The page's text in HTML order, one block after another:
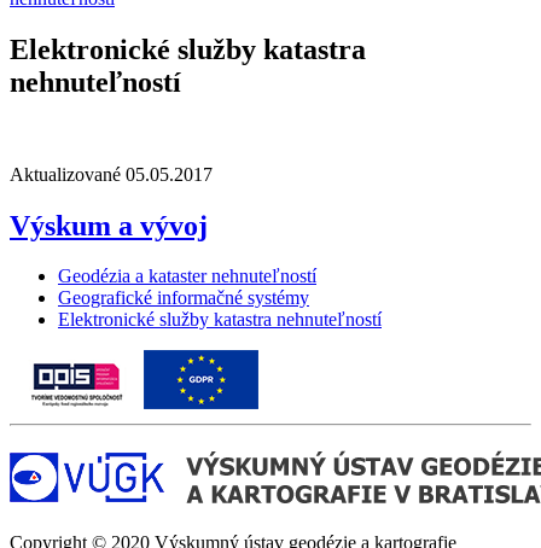
Elektronické služby katastra
nehnuteľností
Aktualizované 05.05.2017
Výskum a vývoj
Geodézia a kataster nehnuteľností
Geografické informačné systémy
Elektronické služby katastra nehnuteľností
Copyright © 2020 Výskumný ústav geodézie a kartografie